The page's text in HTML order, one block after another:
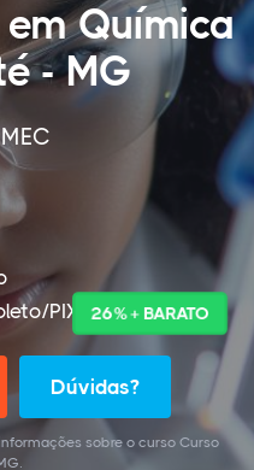
Química
- MG
PIX
26% + BARATO
Dúvidas?
sobre o curso Curso